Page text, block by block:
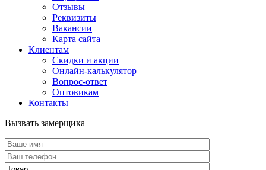
Отзывы
Реквизиты
Вакансии
Карта сайта
Клиентам
Скидки и акции
Онлайн-калькулятор
Вопрос-ответ
Оптовикам
Контакты
Вызвать замерщика